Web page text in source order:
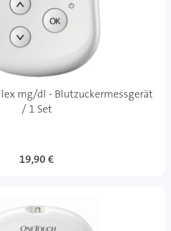
mg/dl - Blutzuckermessgerät
/ 1 Set
19,90 €